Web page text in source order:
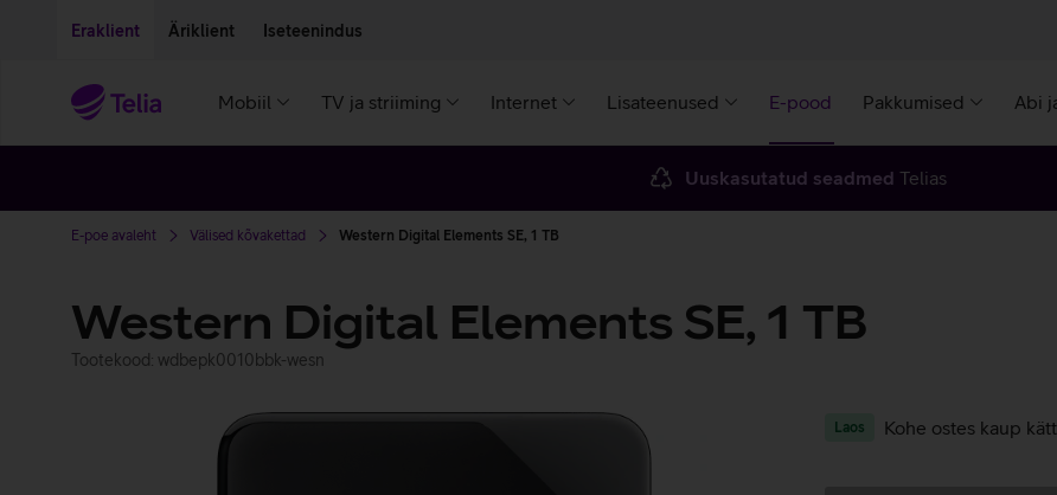
Eraklient Äriklient Iseteenindus
Mobiil TV ja striiming Internet Lisateenused E-pood Pakkumised Abi
Uuskasutatud seadmed Telias
E-poe avaleht Välised kõvakettad Western Digital Elements SE, 1 TB
Western Digital Elements SE, 1 TB
Tootekood: wdbepk0010bbk-wesn
Laos Kohe ostes kaup